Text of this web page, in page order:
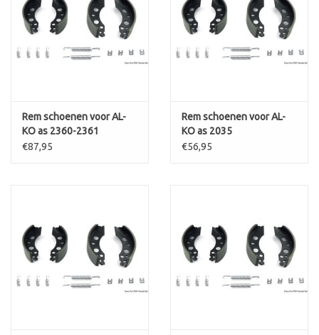
Rem schoenen voor AL-
KO as 2360-2361
€87,95
Rem schoenen voor AL-
KO as 2035
€56,95